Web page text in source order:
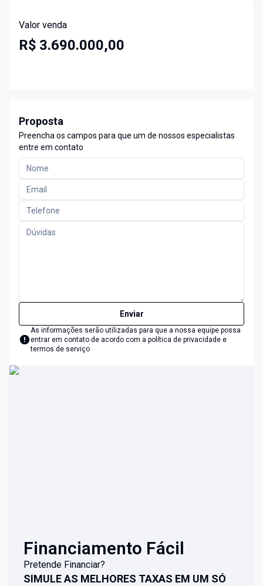
Valor venda
R$ 3.690.000,00
Proposta
Preencha os campos para que um de nossos especialistas
entre em contato
Enviar
As informações serão utilizadas para que a nossa equipe possa
entrar em contato de acordo com a política de privacidade e
termos de serviço
Financiamento Fácil
Pretende Financiar?
SIMULE AS MELHORES TAXAS EM UM SÓ